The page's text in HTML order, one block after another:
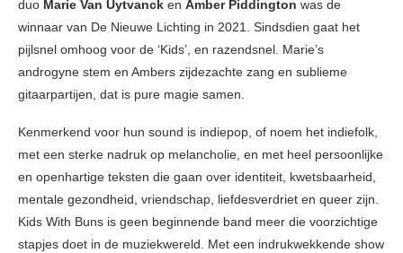
duo Marie Van Uytvanck en Amber Piddington was de
winnaar van De Nieuwe Lichting in 2021. Sindsdien gaat het
pijlsnel omhoog voor de ‘Kids’, en razendsnel. Marie’s
androgyne stem en Ambers zijdezachte zang en sublieme
gitaarpartijen, dat is pure magie samen.
Kenmerkend voor hun sound is indiepop, of noem het indiefolk,
met een sterke nadruk op melancholie, en met heel persoonlijke
en openhartige teksten die gaan over identiteit, kwetsbaarheid,
mentale gezondheid, vriendschap, liefdesverdriet en queer zijn.
Kids With Buns is geen beginnende band meer die voorzichtige
stapjes doet in de muziekwereld. Met een indrukwekkende show